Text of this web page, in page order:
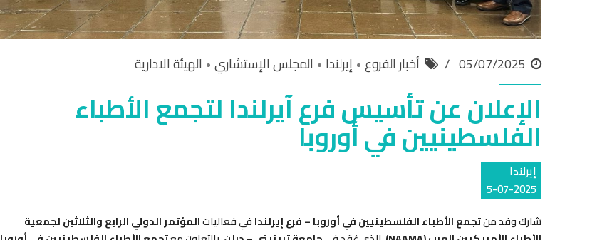
05/07/2025 أخبار الفروع إيرلندا المجلس الإستشاري الهيئة الادارية
الإعلان عن تأسيس فرع آيرلندا لتجمع الأطباء
الفلسطينيين في أوروبا
إيرلندا
5-07-2025
شارك وفد منتجمع الأطباء الفلسطينيين في أوروبا – فرع إيرلندافي فعالياتالمؤتمر الدولي الرابع والثلاثين لجمعية